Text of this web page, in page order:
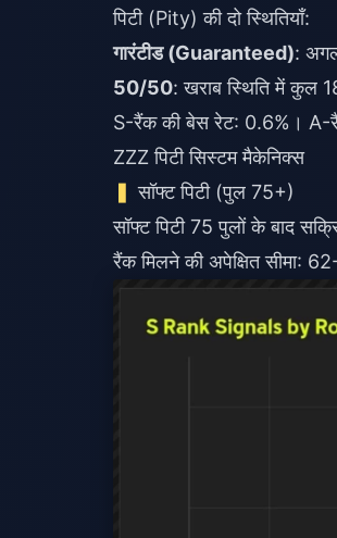
पिटी (Pity) की दो स्थितियाँ:
गारंटीड (Guaranteed):
50/50: खराब स्थिति में कुल
S-रैंक की बेस रेट: 0.6%। A-
ZZZ पिटी सिस्टम मैकेनिक्स
सॉफ्ट पिटी (पुल 75+)
सॉफ्ट पिटी 75 पुलों के बाद
रैंक मिलने की अपेक्षित सीमा: